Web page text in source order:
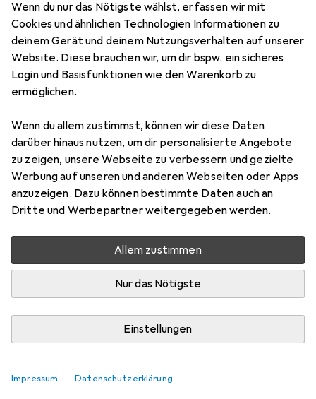
Wenn du nur das Nötigste wählst, erfassen wir mit
Cookies und ähnlichen Technologien Informationen zu
deinem Gerät und deinem Nutzungsverhalten auf unserer
Website. Diese brauchen wir, um dir bspw. ein sicheres
Login und Basisfunktionen wie den Warenkorb zu
ermöglichen.
Wenn du allem zustimmst, können wir diese Daten
darüber hinaus nutzen, um dir personalisierte Angebote
zu zeigen, unsere Webseite zu verbessern und gezielte
Werbung auf unseren und anderen Webseiten oder Apps
anzuzeigen. Dazu können bestimmte Daten auch an
Dritte und Werbepartner weitergegeben werden.
Allem zustimmen
Nur das Nötigste
Einstellungen
Impressum Datenschutzerklärung
3 Bilder
Asmodée El Maestro
Preis in EUR inkl. MwSt.
EUR
19,99
Bewertungen Marke
Mehr von Asmodée
Zwischen Di, 11.8. und Do, 13.8. geliefert
Nur 1 Stück an Lager beim Drittanbieter
Lieferort angeben für genaue Lieferzeit